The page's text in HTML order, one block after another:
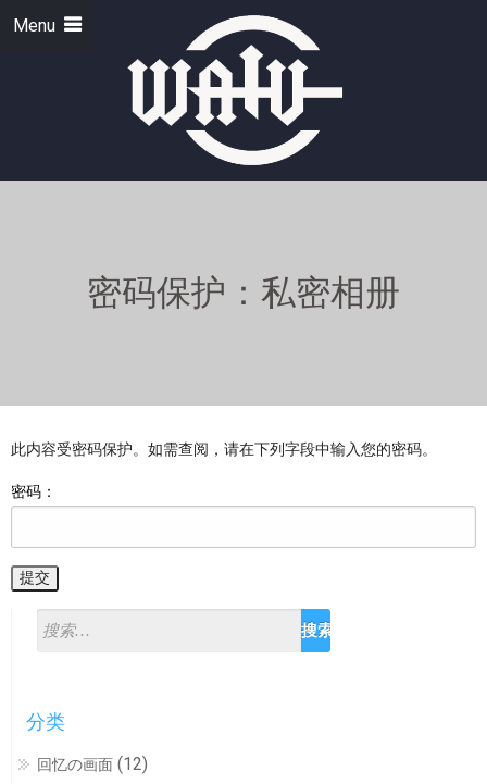
Menu
密码保护：私密相册
此内容受密码保护。如需查阅，请在下列字段中输入您的密码。
密码：
分类
回忆の画面 (12)